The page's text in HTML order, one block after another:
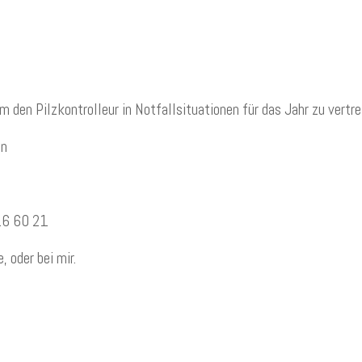
den Pilzkontrolleur in Notfallsituationen für das Jahr zu
60 21
oder bei mir.